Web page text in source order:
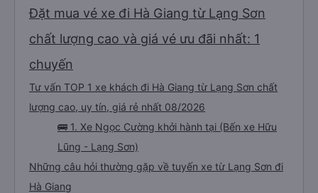
Đặt mua vé xe đi Hà Giang từ Lạng Sơn
chất lượng cao và giá vé ưu đãi nhất: 1
chuyến
Tư vấn TOP 1 xe khách đi Hà Giang từ Lạng Sơn chất
lượng cao, uy tín, giá rẻ nhất 08/2026
🚌 1. Xe Ngọc Cường khởi hành tại (Bến xe Hữu
Lũng - Lạng Sơn)
Những câu hỏi thường gặp về tuyến xe từ Lạng Sơn đi
Hà Giang